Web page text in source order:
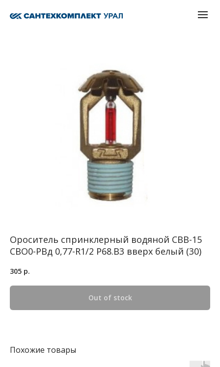
Ороситель спринклерный водяной CBB-15
CBO0-PBд 0,77-R1/2 P68.B3 вверх белый (30)
305 р.
Out of stock
Похожие товары